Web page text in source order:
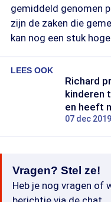
gemiddeld genomen
zijn de zaken die
kan nog een stuk
LEES OOK
Richard
kinderen
en heeft
07 dec 2019
Vragen? Stel ze!
Heb je nog vragen of